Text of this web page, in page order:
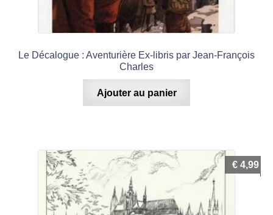
Le Décalogue : Aventurière Ex-libris par Jean-François
Charles
Ajouter au panier
€ 4,99